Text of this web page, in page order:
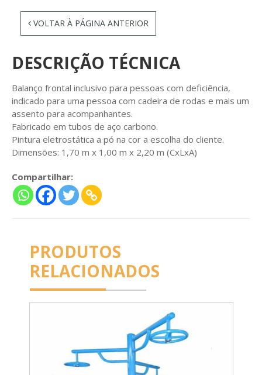
VOLTAR À PÁGINA ANTERIOR
DESCRIÇÃO TÉCNICA
Balanço frontal inclusivo para pessoas com deficiência,
indicado para uma pessoa com cadeira de rodas e mais um
assento para acompanhantes.
Fabricado em tubos de aço carbono.
Pintura eletrostática a pó na cor a escolha do cliente.
Dimensões: 1,70 m x 1,00 m x 2,20 m (CxLxA)
Compartilhar:
PRODUTOS
RELACIONADOS